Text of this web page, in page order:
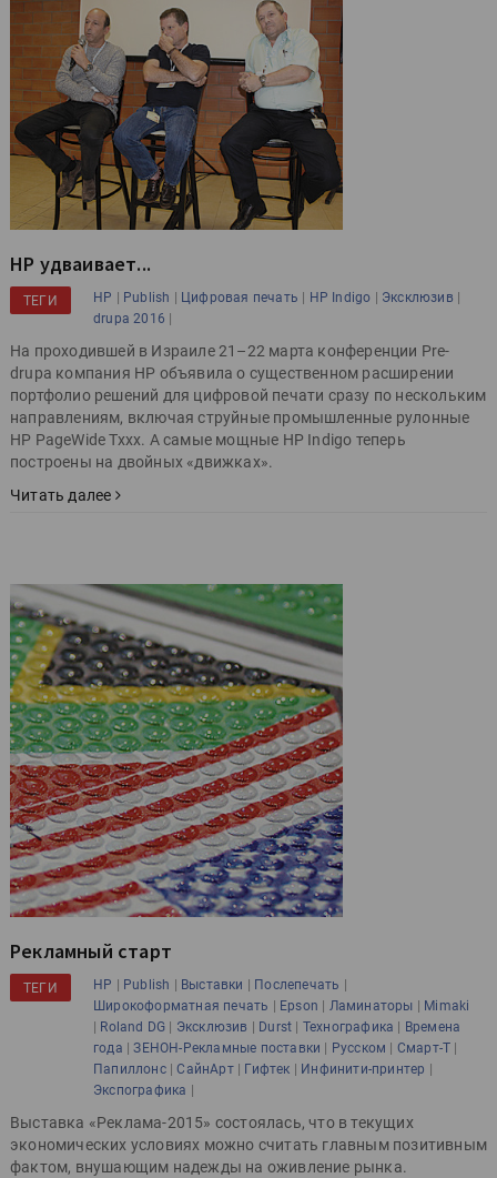
HP удваивает...
ТЕГИ HP | Publish | Цифровая печать | HP Indigo | Эксклюзив |
drupa 2016 |
На проходившей в Израиле 21–22 марта конференции Pre-
drupa компания HP объявила о существенном расширении
портфолио решений для цифровой печати сразу по нескольким
направлениям, включая струйные промышленные рулонные
HP PageWide Txxx. А самые мощные HP Indigo теперь
построены на двойных «движках».
Читать далее
Рекламный старт
ТЕГИ HP | Publish | Выставки | Послепечать |
Широкоформатная печать | Epson | Ламинаторы | Mimaki
| Roland DG | Эксклюзив | Durst | Технографика | Времена
года |ЗЕНОН-Рекламные поставки | Русском | Смарт-Т |
Папиллонс|СайнАрт| Гифтек | Инфинити-принтер |
Экспографика |
Выставка «Реклама-2015» состоялась, что в текущих
экономических условиях можно считать главным позитивным
фактом, внушающим надежды на оживление рынка.